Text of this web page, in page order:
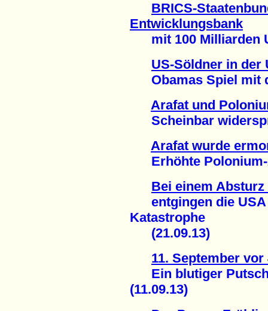
BRICS-
Entwicklungsbank
mit 100 Milliarden
US-Söldner in der
Obamas Spiel mit
Arafat und
Scheinbar
Arafat wurde
Erhöhte Polonium-
Bei einem
entgingen die USA
Katastrophe
(21.09.13)
11. September vor
Ein blutiger Putsch
(11.09.13)